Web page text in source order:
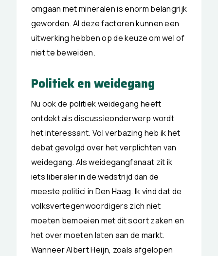
omgaan met mineralen is enorm belangrijk
geworden. Al deze factoren kunnen een
uitwerking hebben op de keuze om wel of
niet te beweiden.
Politiek en weidegang
Nu ook de politiek weidegang heeft
ontdekt als discussieonderwerp wordt
het interessant. Vol verbazing heb ik het
debat gevolgd over het verplichten van
weidegang. Als weidegangfanaat zit ik
iets liberaler in de wedstrijd dan de
meeste politici in Den Haag. Ik vind dat de
volksvertegenwoordigers zich niet
moeten bemoeien met dit soort zaken en
het over moeten laten aan de markt.
Wanneer Albert Heijn, zoals afgelopen